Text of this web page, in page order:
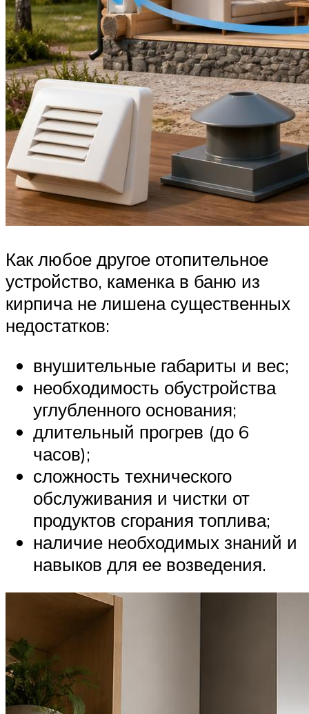
Как любое другое отопительное
устройство, каменка в баню из
кирпича не лишена существенных
недостатков:
внушительные габариты и вес;
необходимость обустройства
углубленного основания;
длительный прогрев (до 6
часов);
сложность технического
обслуживания и чистки от
продуктов сгорания топлива;
наличие необходимых знаний и
навыков для ее возведения.